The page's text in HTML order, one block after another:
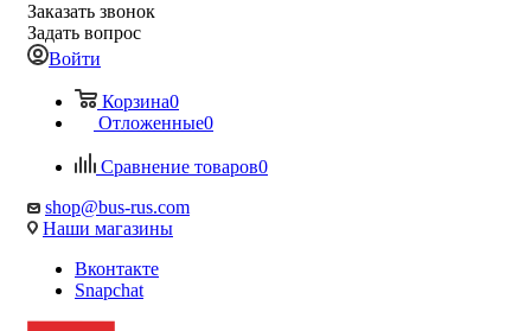
Заказать звонок
Задать вопрос
Войти
Корзина0
Отложенные0
Сравнение товаров0
shop@bus-rus.com
Наши магазины
Вконтакте
Snapchat